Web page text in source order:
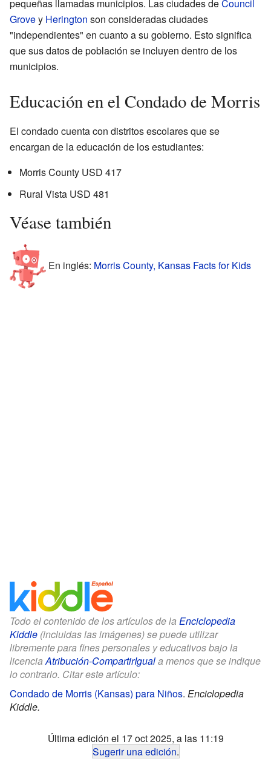
pequeñas llamadas municipios. Las ciudades deCouncil
Grovey Herington son consideradas ciudades
"independientes" en cuanto a su gobierno. Esto significa
que sus datos de población se incluyen dentro de los
municipios.
Educación en el Condado de Morris
El condado cuenta con distritos escolares que se
encargan de la educación de los estudiantes:
Morris County USD 417
Rural Vista USD 481
Véase también
En inglés: Morris County, Kansas Facts for Kids
Todo el contenido de los artículos de la Enciclopedia
Kiddle (incluidas las imágenes) se puede utilizar
libremente para fines personales y educativos bajo la
licenciaAtribución-CompartirIguala menos que se indique
lo contrario. Citar este artículo:
Condado de Morris (Kansas) para Niños. Enciclopedia
Kiddle.
Última edición el 17 oct 2025, a las 11:19
Sugerir una edición.